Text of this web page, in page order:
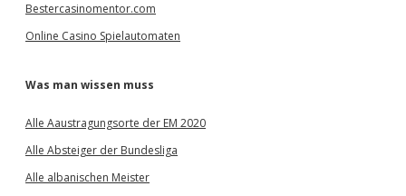
Bestercasinomentor.com
Online Casino Spielautomaten
Was man wissen muss
Alle Aaustragungsorte der EM 2020
Alle Absteiger der Bundesliga
Alle albanischen Meister